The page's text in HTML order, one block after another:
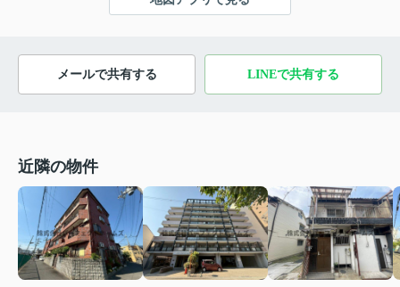
メールで共有する LINEで共有する
近隣の物件